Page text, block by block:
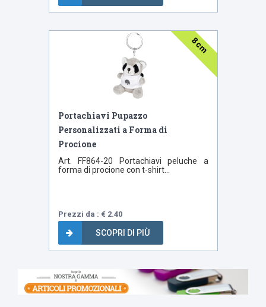
8 cm
Portachiavi Pupazzo
Personalizzati a Forma di
Procione
Art. FF864-20 Portachiavi peluche a
forma di procione con t-shirt...
Prezzi da : € 2.40
SCOPRI DI PIÙ